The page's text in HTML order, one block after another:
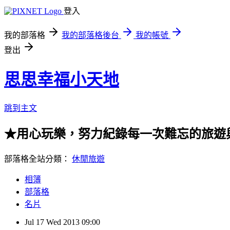
登入
我的部落格 我的部落格後台
我的帳號
登出
思思幸福小天地
跳到主文
★用心玩樂，努力紀錄每一次難忘的旅遊
部落格全站分類： 休閒旅遊
相簿
部落格
名片
Jul 17 Wed 2013 09:00